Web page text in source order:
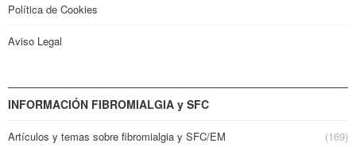
Política de Cookies
Aviso Legal
INFORMACIÓN FIBROMIALGIA y SFC
Artículos y temas sobre fibromialgia y SFC/EM (169)